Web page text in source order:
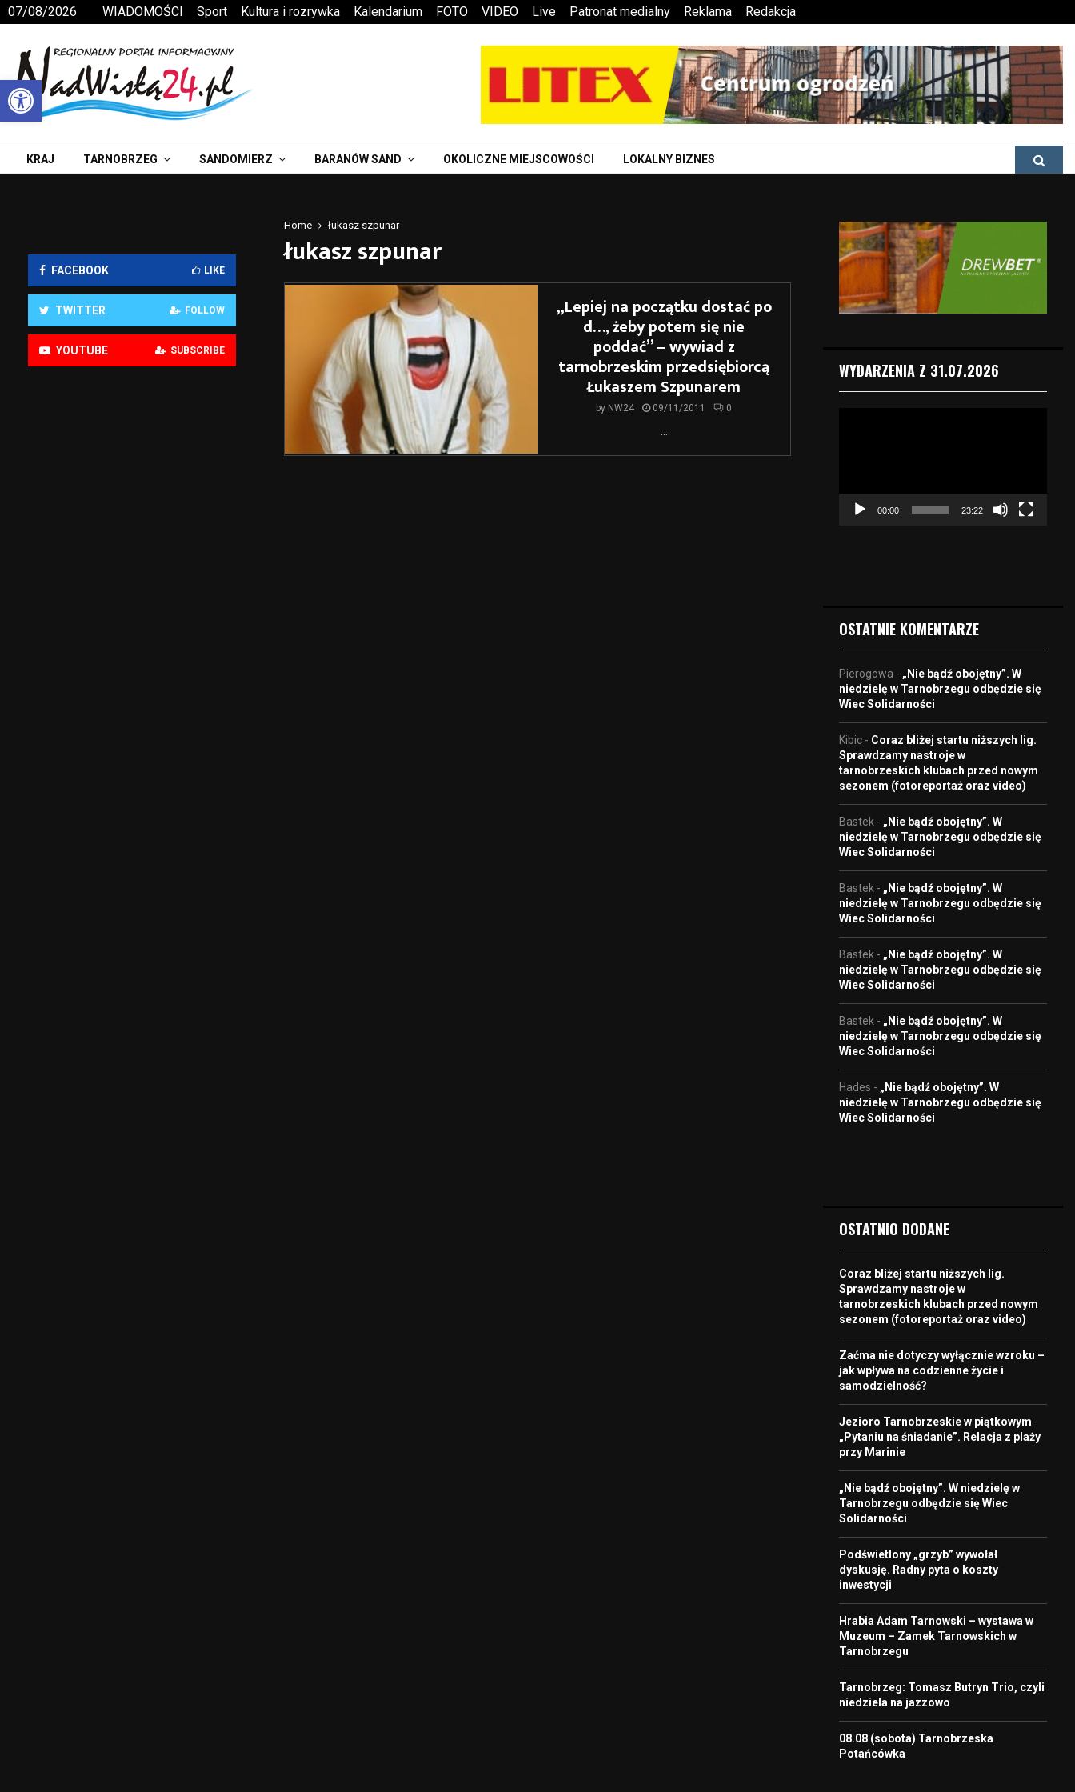
Otwórz pasek narzędzi
07/08/2026 WIADOMOŚCI Sport Kultura i rozrywka Kalendarium FOTO VIDEO Live Patronat medialny Reklama Redakcja
KRAJ TARNOBRZEG SANDOMIERZ BARANÓW SAND OKOLICZNE MIEJSCOWOŚCI LOKALNY BIZNES
Home łukasz szpunar
łukasz szpunar
„Lepiej na początku dostać po
d…, żeby potem się nie
poddać” – wywiad z
tarnobrzeskim przedsiębiorcą
Łukaszem Szpunarem
by NW24 09/11/2011 0
FACEBOOK LIKE
TWITTER FOLLOW
YOUTUBE SUBSCRIBE
WYDARZENIA Z 31.07.2026
e
o
00:00 23:22
OSTATNIE KOMENTARZE
Pierogowa - „Nie bądź obojętny”. W
niedzielę w Tarnobrzegu odbędzie się
Wiec Solidarności
Kibic - Coraz bliżej startu niższych lig.
Sprawdzamy nastroje w
tarnobrzeskich klubach przed nowym
sezonem (fotoreportaż oraz video)
Bastek - „Nie bądź obojętny”. W
niedzielę w Tarnobrzegu odbędzie się
Wiec Solidarności
Bastek - „Nie bądź obojętny”. W
niedzielę w Tarnobrzegu odbędzie się
Wiec Solidarności
Bastek - „Nie bądź obojętny”. W
niedzielę w Tarnobrzegu odbędzie się
Wiec Solidarności
Bastek - „Nie bądź obojętny”. W
niedzielę w Tarnobrzegu odbędzie się
Wiec Solidarności
Hades - „Nie bądź obojętny”. W
niedzielę w Tarnobrzegu odbędzie się
Wiec Solidarności
OSTATNIO DODANE
Coraz bliżej startu niższych lig.
Sprawdzamy nastroje w
tarnobrzeskich klubach przed nowym
sezonem (fotoreportaż oraz video)
Zaćma nie dotyczy wyłącznie wzroku –
jak wpływa na codzienne życie i
samodzielność?
Jezioro Tarnobrzeskie w piątkowym
„Pytaniu na śniadanie”. Relacja z plaży
przy Marinie
„Nie bądź obojętny”. W niedzielę w
Tarnobrzegu odbędzie się Wiec
Solidarności
Podświetlony „grzyb” wywołał
dyskusję. Radny pyta o koszty
inwestycji
Hrabia Adam Tarnowski – wystawa w
Muzeum – Zamek Tarnowskich w
Tarnobrzegu
Tarnobrzeg: Tomasz Butryn Trio, czyli
niedziela na jazzowo
08.08 (sobota) Tarnobrzeska
Potańcówka